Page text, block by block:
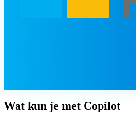
Wat kun je met Copilot